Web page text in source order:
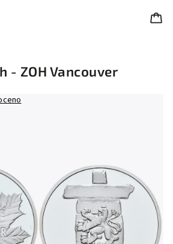
- ZOH Vancouver